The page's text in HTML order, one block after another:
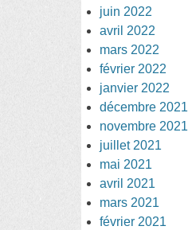
juin 2022
avril 2022
mars 2022
février 2022
janvier 2022
décembre 2021
novembre 2021
juillet 2021
mai 2021
avril 2021
mars 2021
février 2021